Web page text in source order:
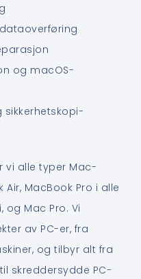
og macOS-
vi alle typer Mac-
MacBook Pro i alle
og Mac Pro. Vi
av PC-er, fra
og tilbyr alt fra
skreddersydde PC-